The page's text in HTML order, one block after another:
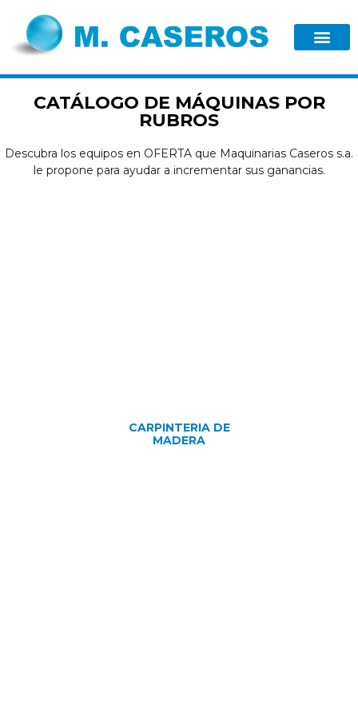
CATÁLOGO DE MÁQUINAS POR
RUBROS
Descubra los equipos en OFERTA que Maquinarias Caseros s.a.
le propone para ayudar a incrementar sus ganancias.
CARPINTERIA DE
MADERA